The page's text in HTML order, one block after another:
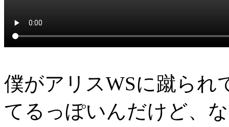
僕がアリスWSに蹴られ
てるっぽいんだけど、